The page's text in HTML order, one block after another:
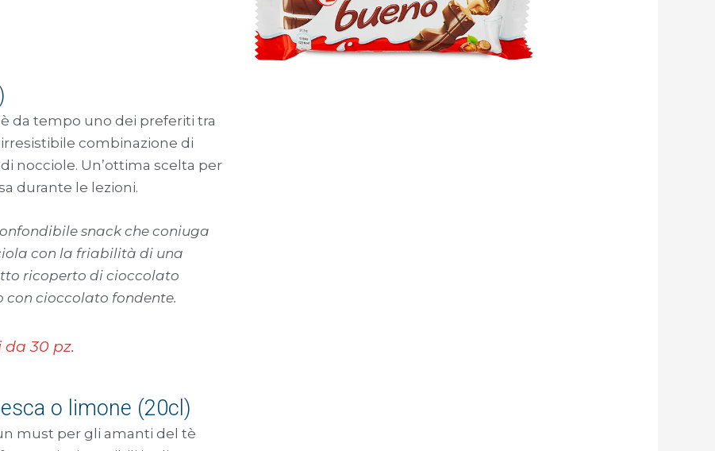
da tempo uno dei preferiti tra
combinazione di
nocciole. Un’ottima scelta per
durante le lezioni.
snack che coniuga
con la friabilità di una
ricoperto di cioccolato
con cioccolato fondente.
30 pz.
o limone (20cl)
must per gli amanti del tè